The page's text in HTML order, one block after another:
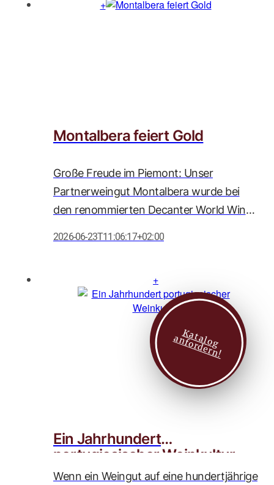
Montalbera feiert Gold
Große Freude im Piemont: Unser
Partnerweingut Montalbera wurde bei
den renommierten Decanter World Wine
Barolo DOCG Comune di Serralunga
d'Alba 2021, der mit beeindruckenden 95
Punkten ausgezeichnet wurde und damit
zu den Spitzenweinen des Wettbewerbs
2026-06-23T11:06:17+02:00
Ein Jahrhundert
portugiesischer Weinkultur
Wenn ein Weingut auf eine hundertjährige
K
a
t
a
l
o
g
a
n
f
o
r
d
e
r
n
!